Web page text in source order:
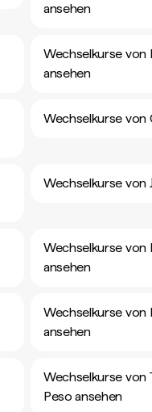
ansehen
Wechselkurse von
ansehen
Wechselkurse von
Wechselkurse von
Wechselkurse von
ansehen
Wechselkurse von
ansehen
Wechselkurse von
Peso ansehen